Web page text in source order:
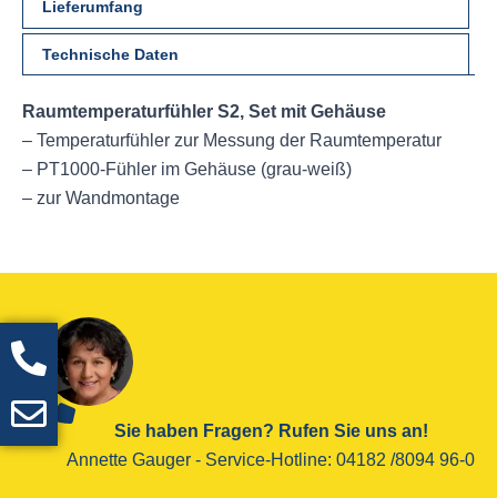
Lieferumfang
Technische Daten
Raumtemperaturfühler S2, Set mit Gehäuse
– Temperaturfühler zur Messung der Raumtemperatur
– PT1000-Fühler im Gehäuse (grau-weiß)
– zur Wandmontage
Sie haben Fragen? Rufen Sie uns an!
Annette Gauger - ­Service-Hotline­: 04182 /8094 96-0